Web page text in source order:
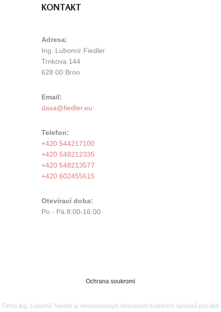
KONTAKT
Adresa:
Ing. Lubomír Fiedler
Trnkova 144
628 00 Brno
Email:
Telefon:
+420 544217100
+420 548212335
+420 548213577
+420 602455615
Otevírací doba:
Po - Pá 8:00-16:00
Ochrana soukromí
Firma Ing. Lubomír Fiedler je renomovaným dovozcem kvalitních výrobků pro děti